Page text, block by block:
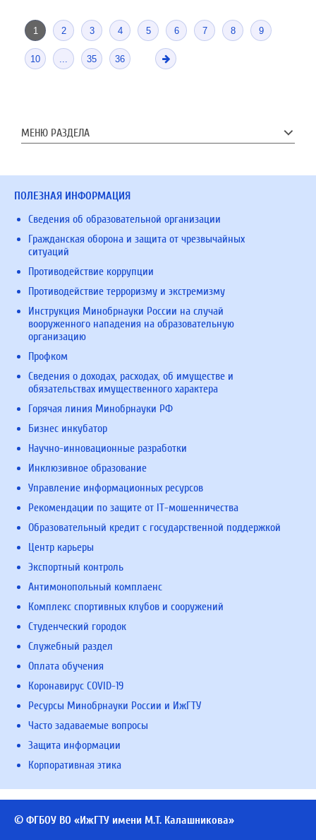
1 2 3 4 5 6 7 8 9
10 35 36
МЕНЮ РАЗДЕЛА
ПОЛЕЗНАЯ ИНФОРМАЦИЯ
Сведения об образовательной организации
Гражданская оборона и защита от чрезвычайных
ситуаций
Противодействие коррупции
Противодействие терроризму и экстремизму
Инструкция Минобрнауки России на случай
вооруженного нападения на образовательную
организацию
Профком
Сведения о доходах, расходах, об имуществе и
обязательствах имущественного характера
Горячая линия Минобрнауки РФ
Бизнес инкубатор
Научно-инновационные разработки
Инклюзивное образование
Управление информационных ресурсов
Рекомендации по защите от IT-мошенничества
Образовательный кредит с государственной поддержкой
Центр карьеры
Экспортный контроль
Антимонопольный комплаенс
Комплекс спортивных клубов и сооружений
Студенческий городок
Служебный раздел
Оплата обучения
Коронавирус COVID-19
Ресурсы Минобрнауки России и ИжГТУ
Часто задаваемые вопросы
Защита информации
Корпоративная этика
© ФГБОУ ВО «ИжГТУ имени М.Т. Калашникова»